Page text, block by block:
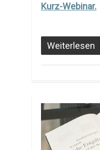
Kurz-Webinar.
Weiterlesen